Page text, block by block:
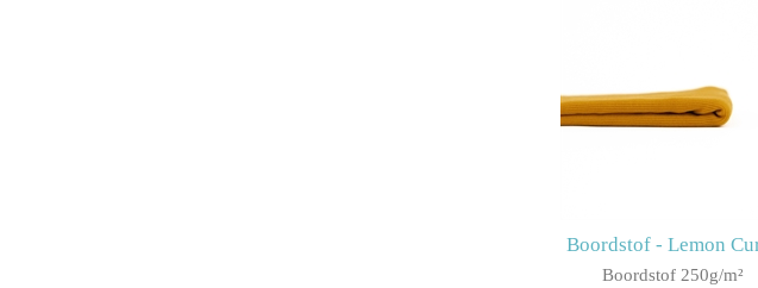
Boordstof - Lemon
Boordstof 250g/m²